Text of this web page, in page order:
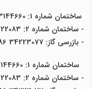
ساختمان شماره 1: 33144660 086.
- ساختمان شماره 2: 32222083 086
- بازرسی گاز: 34223077 086
ساختمان شماره 1: 33144660 086.
- ساختمان شماره 2: 32222083 086